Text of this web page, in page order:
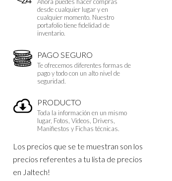
Ahora puedes hacer compras
desde cualquier lugar y en
cualquier momento. Nuestro
portafolio tiene fidelidad de
inventario.
PAGO SEGURO
Te ofrecemos diferentes formas de
pago y todo con un alto nivel de
seguridad.
PRODUCTO
Toda la información en un mismo
lugar, Fotos, Vídeos, Drivers,
Manifiestos y Fichas técnicas.
Los precios que se te muestran son los
precios referentes a tu lista de precios
en Jaltech!